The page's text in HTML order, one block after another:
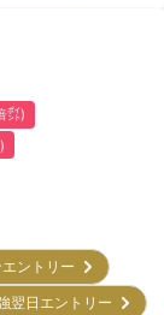
㌽)
エントリー
翌日エントリー